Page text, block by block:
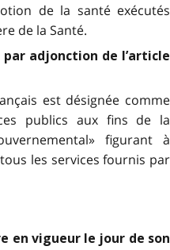
de la santé exécutés
de la Santé.
adjonction de l’article
est désignée comme
publics aux fins de la
figurant à
tous les services fournis par
en vigueur le jour de son